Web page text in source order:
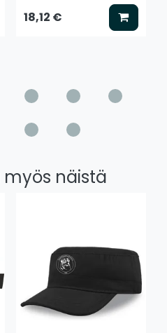
vaihtoehto
18,12 € Lisää
näistä